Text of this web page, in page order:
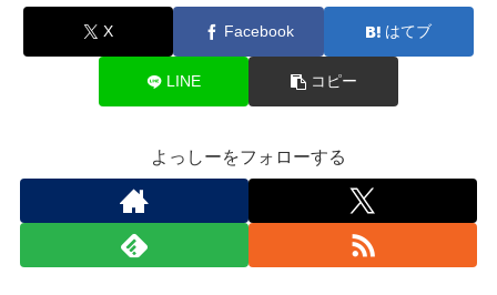
X Facebook はてブ
LINE コピー
よっしーをフォローする